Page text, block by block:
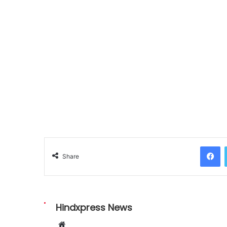
Share
Hindxpress News